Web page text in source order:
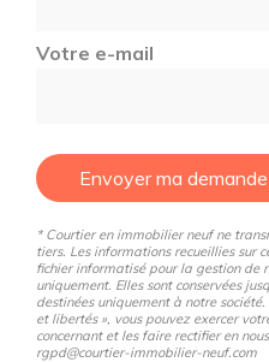
Votre e-mail
Envoyer ma demande
* Courtier en immobilier neuf ne
tiers. Les informations recueillies sur
fichier informatisé pour la gestion de
uniquement. Elles sont conservées
destinées uniquement à notre
et libertés », vous pouvez exercer
concernant et les faire rectifier en
rgpd@courtier-immobilier-neuf.com